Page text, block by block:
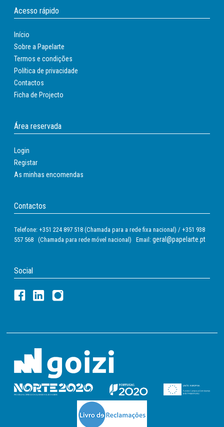
Acesso rápido
Início
Sobre a Papelarte
Termos e condições
Política de privacidade
Contactos
Ficha de Projecto
Área reservada
Login
Registar
As minhas encomendas
Contactos
Telefone: +351 224 897 518 (Chamada para a rede fixa nacional) / +351 938
557 568 (Chamada para rede móvel nacional) Email: geral@papelarte.pt
Social